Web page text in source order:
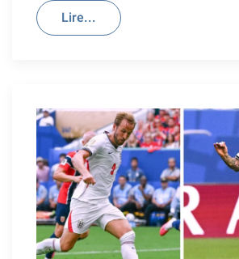
Lire...